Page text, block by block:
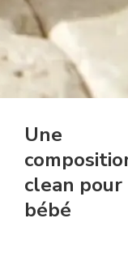
Une
clean pour
bébé